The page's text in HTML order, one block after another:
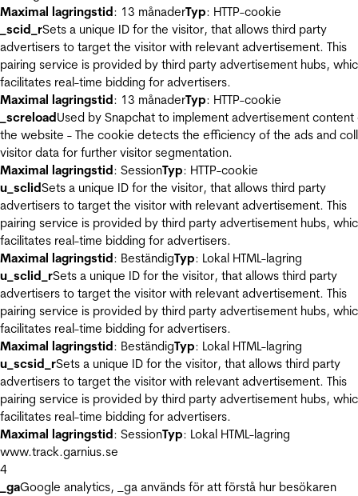
Maximal lagringstid: 13 månaderTyp: HTTP-cookie
_scid_rSets a unique ID for the visitor, that allows third party
advertisers to target the visitor with relevant advertisement. This
pairing service is provided by third party advertisement hubs,
facilitates real-time bidding for advertisers.
Maximal lagringstid: 13 månaderTyp: HTTP-cookie
_screloadUsed by Snapchat to implement advertisement content
the website - The cookie detects the efficiency of the ads and
visitor data for further visitor segmentation.
Maximal lagringstid: SessionTyp: HTTP-cookie
u_sclidSets a unique ID for the visitor, that allows third party
advertisers to target the visitor with relevant advertisement. This
pairing service is provided by third party advertisement hubs,
facilitates real-time bidding for advertisers.
Maximal lagringstid: BeständigTyp: Lokal HTML-lagring
u_sclid_rSets a unique ID for the visitor, that allows third party
advertisers to target the visitor with relevant advertisement. This
pairing service is provided by third party advertisement hubs,
facilitates real-time bidding for advertisers.
Maximal lagringstid: BeständigTyp: Lokal HTML-lagring
u_scsid_rSets a unique ID for the visitor, that allows third party
advertisers to target the visitor with relevant advertisement. This
pairing service is provided by third party advertisement hubs,
facilitates real-time bidding for advertisers.
Maximal lagringstid: SessionTyp: Lokal HTML-lagring
www.track.garnius.se
4
_gaGoogle analytics, _ga används för att förstå hur besökaren